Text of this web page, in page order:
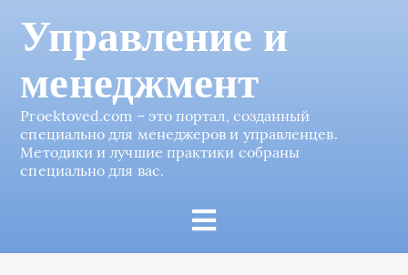
Управление и
менеджмент
Proektoved.com – это портал, созданный
специально для менеджеров и управленцев.
Методики и лучшие практики собраны
специально для вас.